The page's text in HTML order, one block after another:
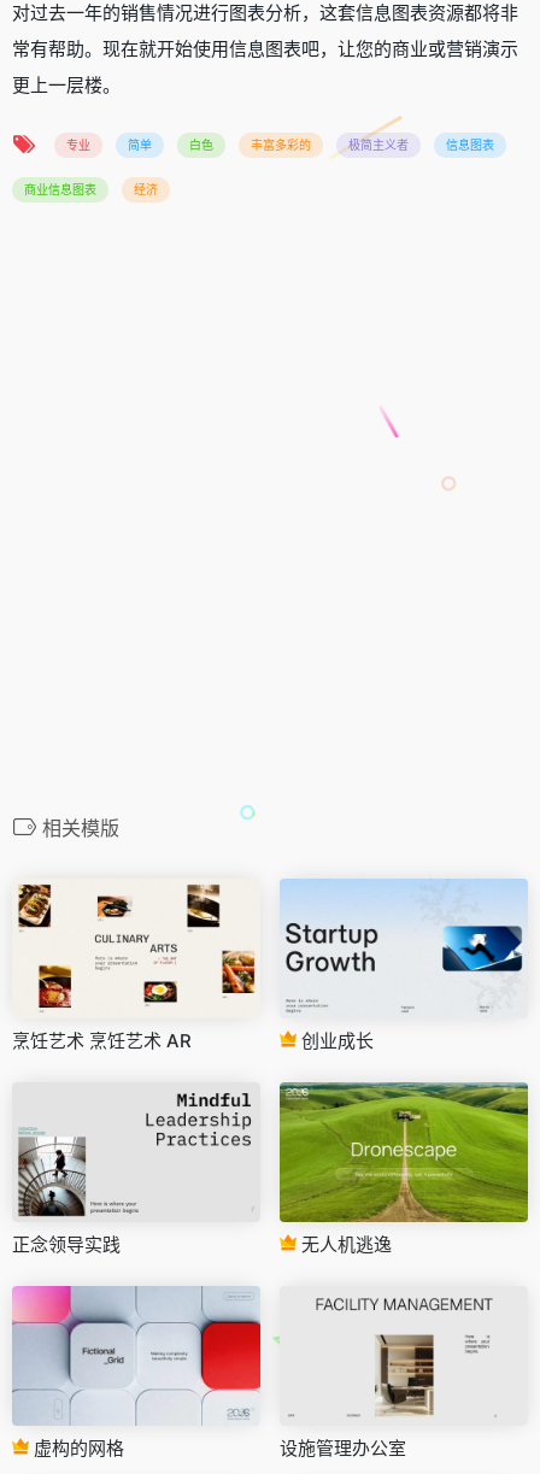
对过去一年的销售情况进行图表分析，这套信息图表资源都将非
常有帮助。现在就开始使用信息图表吧，让您的商业或营销演示
更上一层楼。
专业 简单 白色 丰富多彩的 极简主义者 信息图表
商业信息图表 经济
相关模版
烹饪艺术 烹饪艺术 AR 创业成长
正念领导实践 无人机逃逸
虚构的网格 设施管理办公室